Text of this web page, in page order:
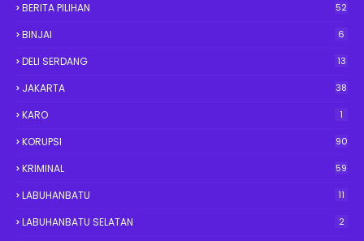
BERITA PILIHAN 52
BINJAI 6
DELI SERDANG 13
JAKARTA 38
KARO 1
KORUPSI 90
KRIMINAL 59
LABUHANBATU 11
LABUHANBATU SELATAN 2